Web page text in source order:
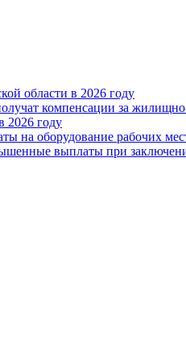
области в 2026 году
компенсации за
2026 году
на оборудование рабочих
выплаты при